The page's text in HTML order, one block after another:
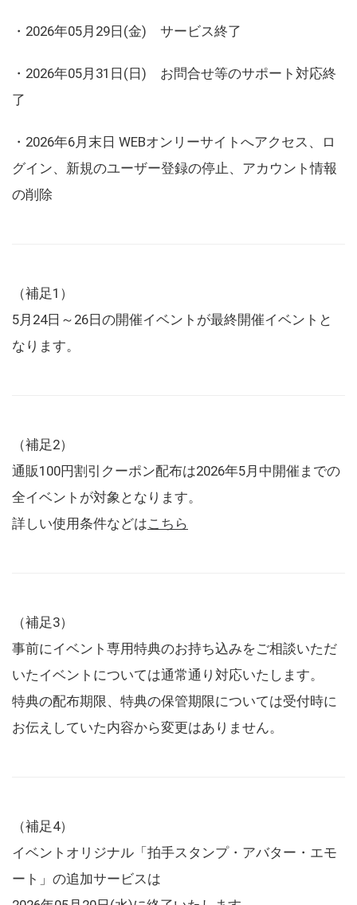
・2026年05月29日(金) サービス終了
・2026年05月31日(日) お問合せ等のサポート対応終
了
・2026年6月末日 WEBオンリーサイトへアクセス、ロ
グイン、新規のユーザー登録の停止、アカウント情報
の削除
（補足1）
5月24日～26日の開催イベントが最終開催イベントと
なります。
（補足2）
通販100円割引クーポン配布は2026年5月中開催までの
全イベントが対象となります。
詳しい使用条件などはこちら
（補足3）
事前にイベント専用特典のお持ち込みをご相談いただ
いたイベントについては通常通り対応いたします。
特典の配布期限、特典の保管期限については受付時に
お伝えしていた内容から変更はありません。
（補足4）
イベントオリジナル「拍手スタンプ・アバター・エモ
ート」の追加サービスは